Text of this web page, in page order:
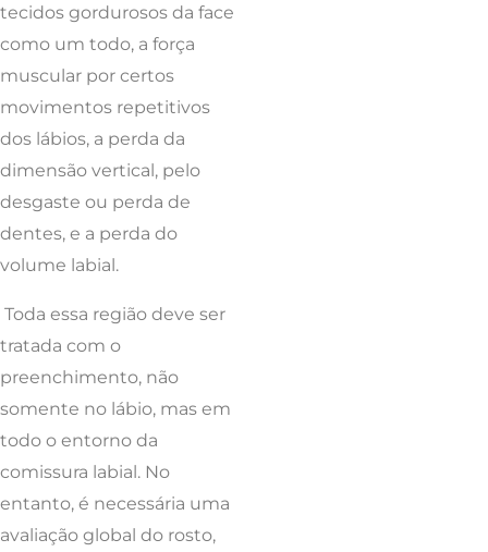
tecidos gordurosos da face
como um todo, a força
muscular por certos
movimentos repetitivos
dos lábios, a perda da
dimensão vertical, pelo
desgaste ou perda de
dentes, e a perda do
volume labial.
Toda essa região deve ser
tratada com o
preenchimento, não
somente no lábio, mas em
todo o entorno da
comissura labial. No
entanto, é necessária uma
avaliação global do rosto,